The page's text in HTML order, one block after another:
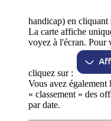
handicap) en cliquant
La carte affiche
voyez à l'écran. Pour
cliquez sur :
Vous avez
« classement » des
par date.